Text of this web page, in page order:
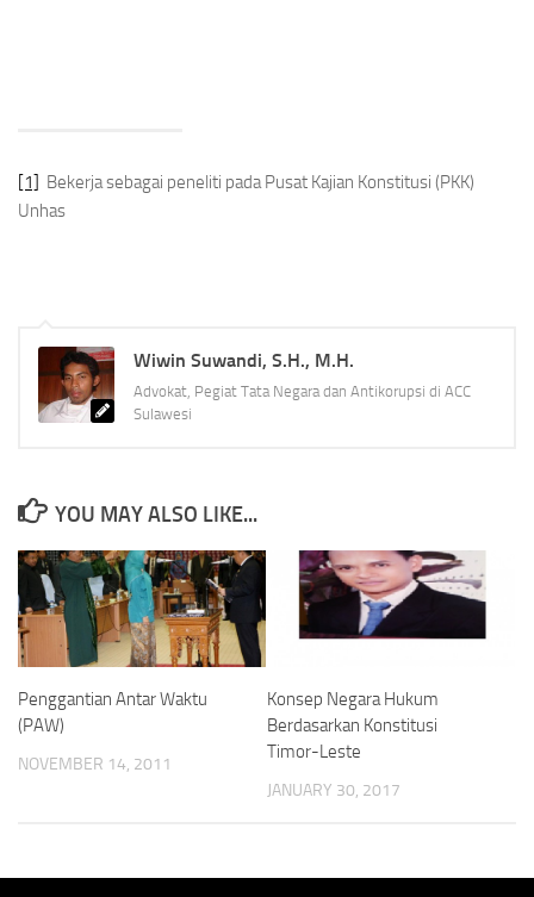
[1] Bekerja sebagai peneliti pada Pusat Kajian Konstitusi (PKK)
Unhas
Wiwin Suwandi, S.H., M.H.
Advokat, Pegiat Tata Negara dan Antikorupsi di ACC
Sulawesi
YOU MAY ALSO LIKE...
Penggantian Antar Waktu
(PAW)
NOVEMBER 14, 2011
Konsep Negara Hukum
Berdasarkan Konstitusi
Timor-Leste
JANUARY 30, 2017